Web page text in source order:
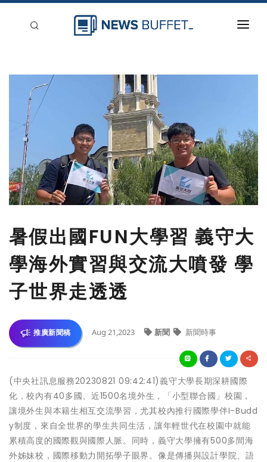
新聞稿分類
登入
暑假出國FUN大學習 義守大
學海外實習與交流大噴發 學
子世界走透透
推廣新聞稿 Aug 21,2023 新聞 新聞時事
(中央社訊息服務20230821 09:42:41)義守大學長期深耕國際
化，校內有40多國、近1500名境外生，「小型聯合國」校園，
讓境外生與本籍生相互交流學習，尤其校內推行國際學伴I-Budd
y制度，來自全世界的學生共同生活，讓年輕世代在校園中就能
累積高度的國際觀與國際人脈。同時，義守大學擁有500多間海
外姊妹校，國際移動力開拓學子眼界。像是傳播與設計學院、語